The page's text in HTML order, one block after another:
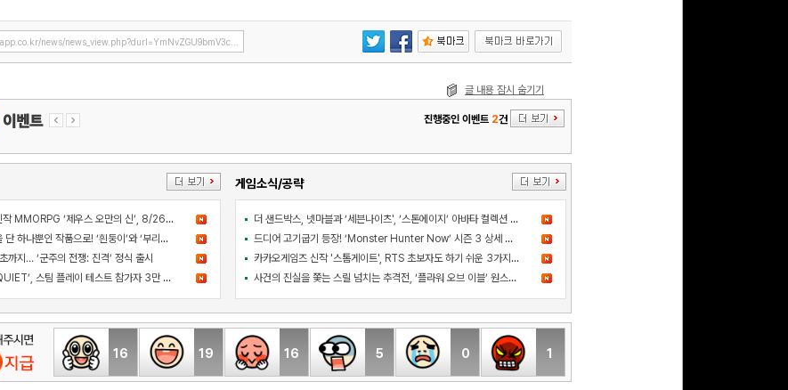
news/news_view.php?durl=YmNvZGU9bmV3c...
글 내용 잠시 숨기기
진행중인 이벤트 2건
컴투스 블록버스터급 신작 MMORPG ‘제우스 오만의 신’, 8/26 출시
아와지섬 여행의 추억을 단 하나뿐인 작품으로! ‘흰둥이’와 ‘부리부리대마왕’의 오리지널 도기 색칠 체험 등장
까지… ‘군주의 전쟁: 진격’ 정식 출시
라인게임즈 PC 신작 ‘QUIET’, 스팀 플레이 테스트 참가자 3만 명 돌파
게임소식/공략
더 샌드박스, 넷마블과 ‘세븐나이츠', ‘스톤에이지’ 아바타 컬렉션 출시
드디어 고기굽기 등장! ‘Monster Hunter Now’ 시즌 3 상세 정보 공개
카카오게임즈 신작 '스톰게이트', RTS 초보자도 하기 쉬운 3가지 이유
사건의 진실을 쫓는 스릴 넘치는 추격전, ‘플라워 오브 이블’ 원스토어 정식 출시!
16 19 16 5 0 1